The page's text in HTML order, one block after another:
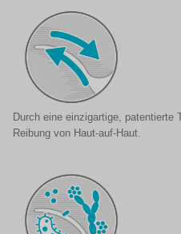
Durch eine einzigartige, patentierte
Reibung von Haut-auf-Haut.